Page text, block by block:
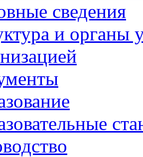
сведения
и органы